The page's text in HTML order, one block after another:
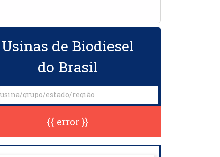
Usinas de Biodiesel
do Brasil
{{ error }}